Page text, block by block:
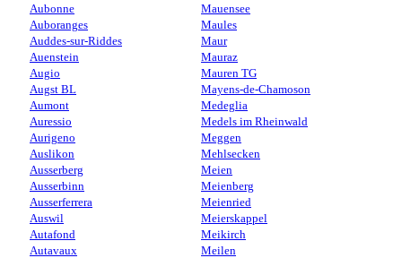
Aubonne
Auboranges
Auddes-sur-Riddes
Auenstein
Augio
Augst BL
Aumont
Auressio
Aurigeno
Auslikon
Ausserberg
Ausserbinn
Ausserferrera
Auswil
Autafond
Autavaux
Mauensee
Maules
Maur
Mauraz
Mauren TG
Mayens-de-Chamoson
Medeglia
Medels im Rheinwald
Meggen
Mehlsecken
Meien
Meienberg
Meienried
Meierskappel
Meikirch
Meilen